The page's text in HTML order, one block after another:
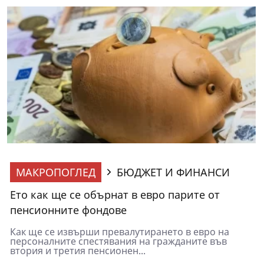
МАКРОПОГЛЕД
БЮДЖЕТ И ФИНАНСИ
Ето как ще се обърнат в евро парите от
пенсионните фондове
Как ще се извърши превалутирането в евро на
персоналните спестявания на гражданите във
втория и третия пенсионен...